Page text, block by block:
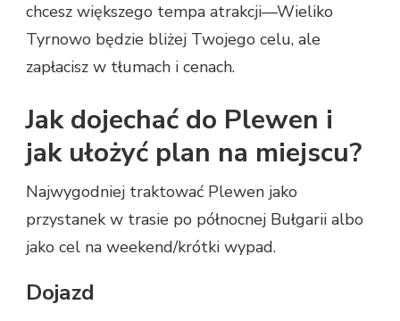
chcesz większego tempa atrakcji—Wieliko
Tyrnowo będzie bliżej Twojego celu, ale
zapłacisz w tłumach i cenach.
Jak dojechać do Plewen i
jak ułożyć plan na miejscu?
Najwygodniej traktować Plewen jako
przystanek w trasie po północnej Bułgarii albo
jako cel na weekend/krótki wypad.
Dojazd